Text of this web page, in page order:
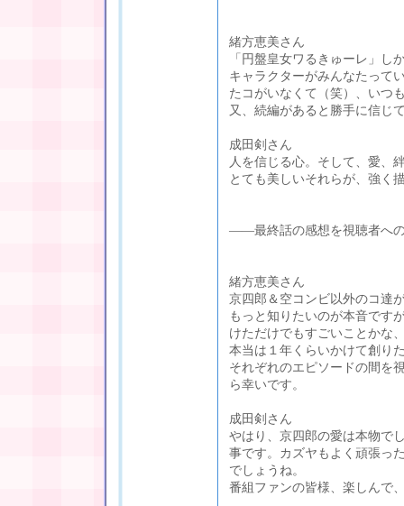
緒方恵美さん
「円盤皇女ワるきゅーレ」
キャラクターがみんなたって
たコがいなくて（笑）、いつ
又、続編があると勝手に信じ
成田剣さん
人を信じる心。そして、愛、
とても美しいそれらが、強く
――最終話の感想を視聴者へ
緒方恵美さん
京四郎＆空コンビ以外のコ達
もっと知りたいのが本音です
けただけでもすごいことかな
本当は１年くらいかけて創り
それぞれのエピソードの間を
ら幸いです。
成田剣さん
やはり、京四郎の愛は本物で
事です。カズヤもよく頑張っ
でしょうね。
番組ファンの皆様、楽しんで